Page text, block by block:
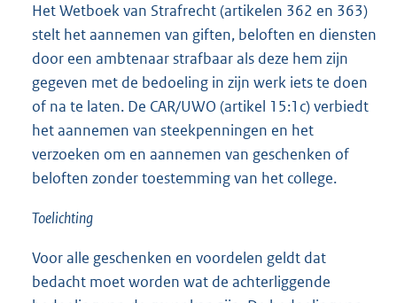
Het Wetboek van Strafrecht (artikelen 362 en 363)
stelt het aannemen van giften, beloften en diensten
door een ambtenaar strafbaar als deze hem zijn
gegeven met de bedoeling in zijn werk iets te doen
of na te laten. De CAR/UWO (artikel 15:1c) verbiedt
het aannemen van steekpenningen en het
verzoeken om en aannemen van geschenken of
beloften zonder toestemming van het college.
Toelichting
Voor alle geschenken en voordelen geldt dat
bedacht moet worden wat de achterliggende